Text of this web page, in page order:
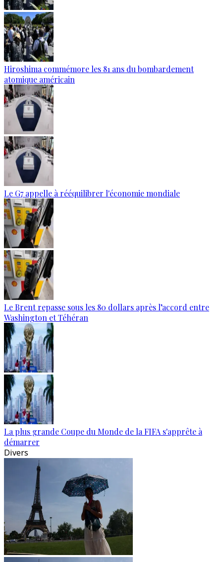
Hiroshima commémore les 81 ans du bombardement
atomique américain
Le G7 appelle à rééquilibrer l'économie mondiale
Le Brent repasse sous les 80 dollars après l’accord entre
Washington et Téhéran
La plus grande Coupe du Monde de la FIFA s'apprête à
démarrer
Divers